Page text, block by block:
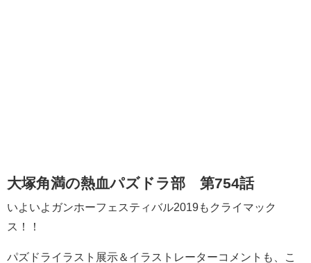
大塚角満の熱血パズドラ部 第754話
いよいよガンホーフェスティバル2019もクライマック
ス！！
パズドライラスト展示＆イラストレーターコメントも、こ